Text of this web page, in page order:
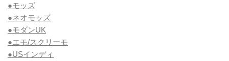
●モッズ
●ネオモッズ
●モダンUK
●エモ/スクリーモ
●USインディ